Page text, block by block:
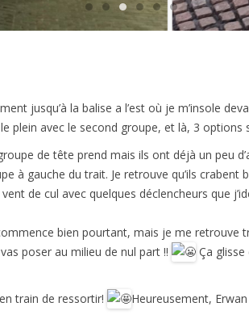
jusqu’à la balise a l’est où je m’insole
plein avec le second groupe, et là, 3 options
de tête prend mais ils ont déjà un peu
à gauche du trait. Je retrouve qu’ils crabent
de cul avec quelques déclencheurs que
bien pourtant, mais je me retrouve
poser au milieu de nul part !!
Ça
train de ressortir!
Heureusement,